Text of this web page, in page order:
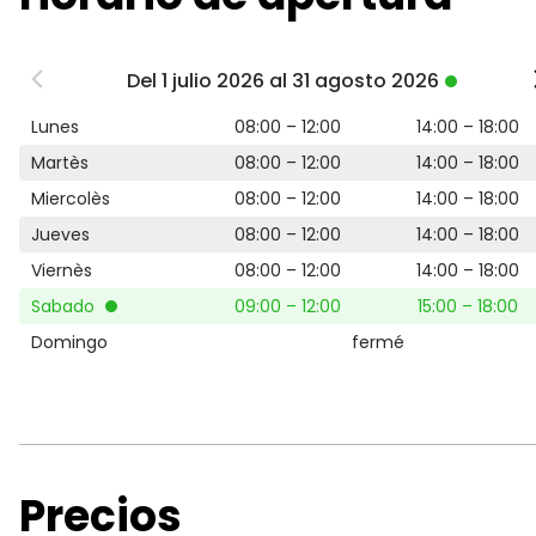
Del 1 julio 2026 al 31 agosto 2026
Lunes 08:00 – 12:00
14:00 – 18:00
Martès
08:00 – 12:00
14:00 – 18:00
Miercolès
08:00 – 12:00
14:00 – 18:00
Jueves
08:00 – 12:00
14:00 – 18:00
Viernès
08:00 – 12:00
14:00 – 18:00
Sabado
09:00 – 12:00
15:00 – 18:00
Domingo
fermé
Precios